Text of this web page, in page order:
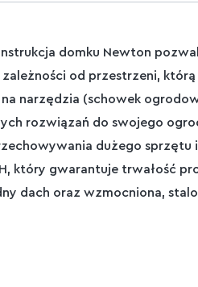
domku Newton
od przestrzeni,
narzędzia (schowek
rozwiązań do swojego
dużego
który gwarantuje trwałość
dach oraz wzmocniona,